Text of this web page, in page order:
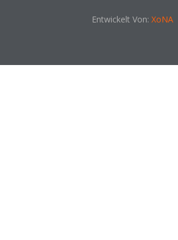
Entwickelt Von: XoNA